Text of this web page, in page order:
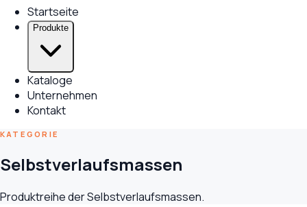
Startseite
Produkte
Kataloge
Unternehmen
Kontakt
KATEGORIE
Selbstverlaufsmassen
Produktreihe der Selbstverlaufsmassen.